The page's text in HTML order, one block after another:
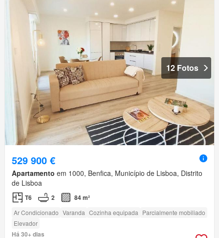
12 Fotos
529 900 €
Apartamento em 1000, Benfica, Município de Lisboa, Distrito
de Lisboa
T6 2 84 m²
Ar Condicionado Varanda Cozinha equipada Parcialmente mobiliado
Elevador
Há 30+ dias